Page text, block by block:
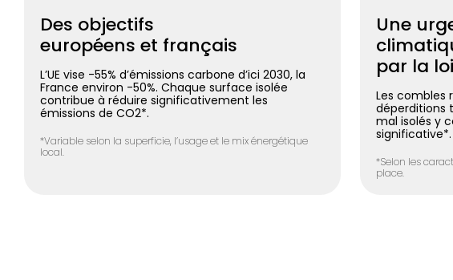
Des objectifs
européens et français
L’UE vise -55% d’émissions carbone d’ici 2030, la
France environ -50%. Chaque surface isolée
contribue à réduire significativement les
émissions de CO2*.
*Variable selon la superficie, l’usage et le mix énergétique
local.
Une
par la loi
Les combles
déperditions
mal isolés y
significative*.
*Selon les
place.